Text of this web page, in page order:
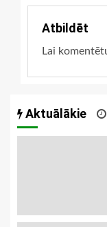
Atbildēt
Lai
Aktuālākie